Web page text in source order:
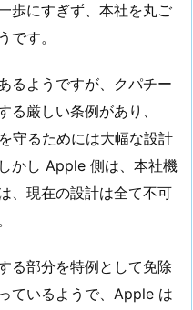
歩にすぎず、本社を丸ご
です。
るようですが、クパチー
る厳しい条例があり、
守るためには大幅な設計
かし Apple 側は、本社機
、現在の設計は全て不可
る部分を特例として免除
ているようで、Apple は